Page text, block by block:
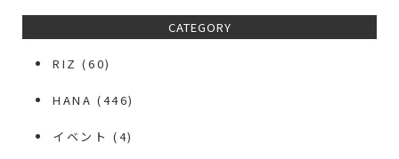
CATEGORY
RIZ (60)
HANA (446)
イベント (4)